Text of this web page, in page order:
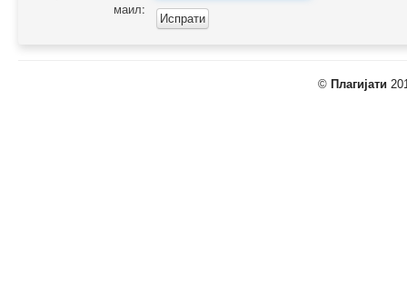
маил:
© Плагијати